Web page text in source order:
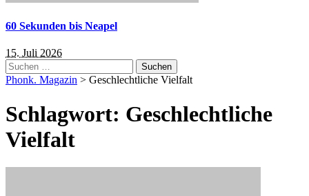
60 Sekunden bis Neapel
15. Juli 2026
Suchen
nach:
Phonk. Magazin > Geschlechtliche Vielfalt
Schlagwort: Geschlechtliche
Vielfalt